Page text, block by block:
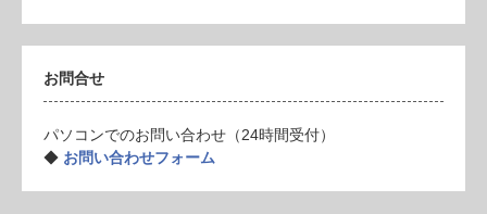
お問合せ
パソコンでのお問い合わせ（24時間受付）
◆ お問い合わせフォーム